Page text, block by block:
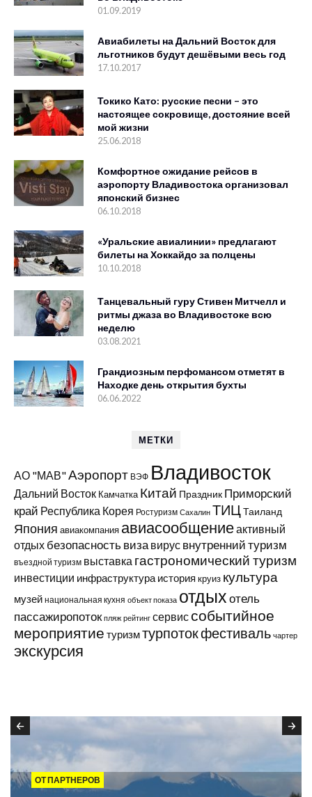
01.09.2019
Авиабилеты на Дальний Восток для
льготников будут дешёвыми весь год
17.10.2017
Токико Като: русские песни – это
настоящее сокровище, достояние всей
мой жизни
25.06.2018
Комфортное ожидание рейсов в
аэропорту Владивостока организовал
японский бизнес
06.10.2018
«Уральские авиалинии» предлагают
билеты на Хоккайдо за полцены
10.10.2018
Танцевальный гуру Стивен Митчелл и
ритмы джаза во Владивостоке всю
неделю
03.08.2021
Грандиозным перфомансом отметят в
Находке день открытия бухты
06.06.2022
МЕТКИ
АО "МАВ"Аэропорт ВЭФ Владивосток
Дальний Восток Камчатка Китай Праздник Приморский
край Республика Корея Ростуризм Сахалин ТИЦТаиланд
Япония авиакомпания авиасообщениеактивный
отдых безопасность виза вирус внутренний туризм
въездной туризм выставка гастрономический туризм
инвестиции инфраструктура история круиз культура
музей национальная кухня объект показа отдыхотель
пассажиропоток пляж рейтинг сервис событийное
мероприятие туризмтурпотокфестиваль чартер
экскурсия
ОТ ПАРТНЕРОВ